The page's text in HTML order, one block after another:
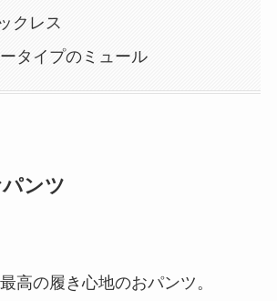
クレス
タイプのミュール
ンツ
高の履き心地のおパンツ。